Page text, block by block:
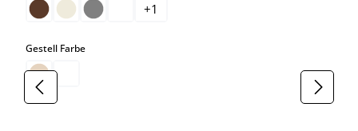
+1
Gestell Farbeauswählen